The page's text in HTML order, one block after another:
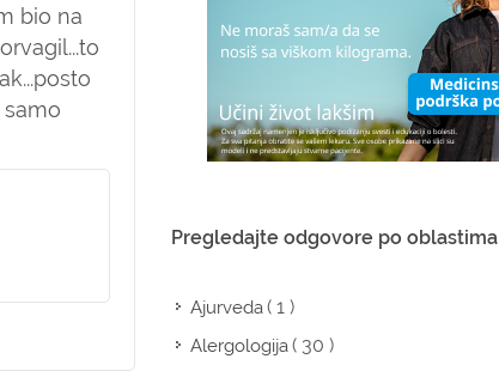
bio na
Pregledajte odgovore po oblastima
Ajurveda( 1 )
Alergologija( 30 )